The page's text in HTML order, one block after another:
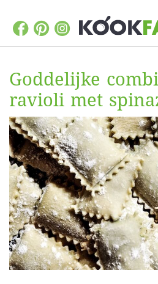
Goddelijke
ravioli met